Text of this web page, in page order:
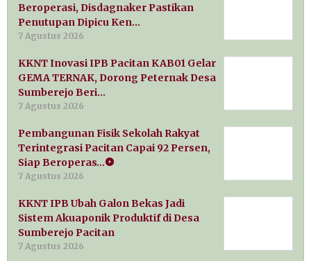
Beroperasi, Disdagnaker Pastikan
Penutupan Dipicu Ken…
7 Agustus 2026
KKNT Inovasi IPB Pacitan KAB01 Gelar
GEMA TERNAK, Dorong Peternak Desa
Sumberejo Beri…
7 Agustus 2026
Pembangunan Fisik Sekolah Rakyat
Terintegrasi Pacitan Capai 92 Persen,
Siap Beroperas…
7 Agustus 2026
KKNT IPB Ubah Galon Bekas Jadi
Sistem Akuaponik Produktif di Desa
Sumberejo Pacitan
7 Agustus 2026